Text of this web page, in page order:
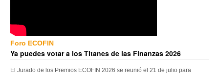
Foro ECOFIN
Ya puedes votar a los Titanes de las Finanzas 2026
El Jurado de los Premios ECOFIN 2026 se reunió el 21 de julio para